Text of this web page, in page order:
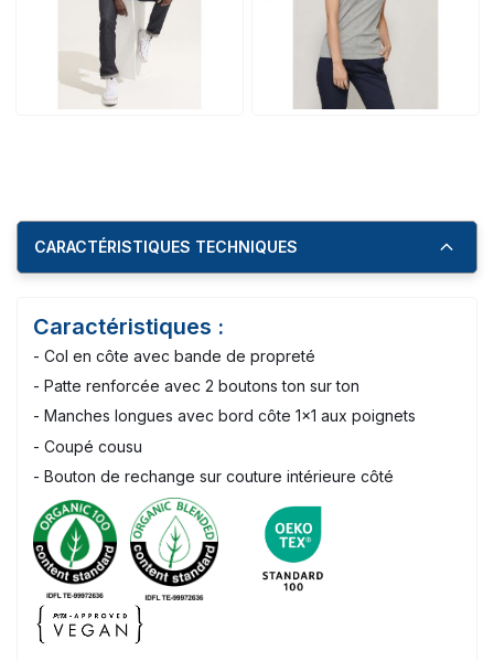
CARACTÉRISTIQUES TECHNIQUES
Caractéristiques :
- Col en côte avec bande de propreté
- Patte renforcée avec 2 boutons ton sur ton
- Manches longues avec bord côte 1x1 aux poignets
- Coupé cousu
- Bouton de rechange sur couture intérieure côté